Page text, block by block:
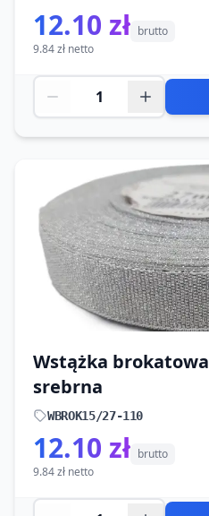
12.10 zł brutto
9.84 zł netto
Wstążka
srebrna
WBROK15/27-110
12.10 zł brutto
9.84 zł netto